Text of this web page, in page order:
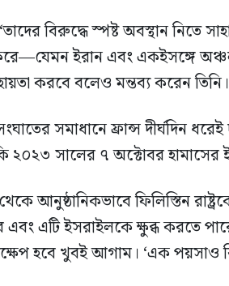
বিরুদ্ধে স্পষ্ট অবস্থান নিতে
ইরান এবং একইসঙ্গে
করবে বলেও মন্তব্য করেন তিনি।
সমাধানে ফ্রান্স দীর্ঘদিন ধরেই
২০২৩ সালের ৭ অক্টোবর
আনুষ্ঠানিকভাবে ফিলিস্তিন
এবং এটি ইসরাইলকে ক্ষুব্ধ করতে
হবে খুবই আগাম। ‘এক পয়সাও